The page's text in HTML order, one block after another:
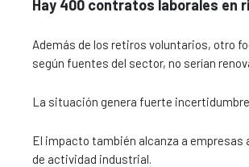
Hay 400 contratos laborales en
Además de los retiros voluntarios, otro
según fuentes del sector, no serían
La situación genera fuerte
El impacto también alcanza a empresas
de actividad industrial.